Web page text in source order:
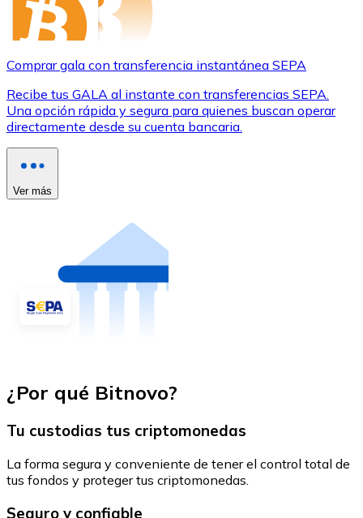
Comprar gala con transferencia instantánea SEPA
Recibe tus GALA al instante con transferencias SEPA.
Una opción rápida y segura para quienes buscan operar
directamente desde su cuenta bancaria.
Ver más
¿Por qué Bitnovo?
Tu custodias tus criptomonedas
La forma segura y conveniente de tener el control total de
tus fondos y proteger tus criptomonedas.
Seguro y confiable